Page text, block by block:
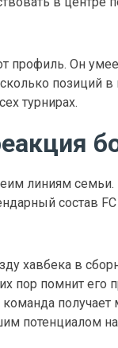
профиль. Он
позиций
турнирах.
линиям
состав FC
хавбека в
пор помнит его
потенциалом